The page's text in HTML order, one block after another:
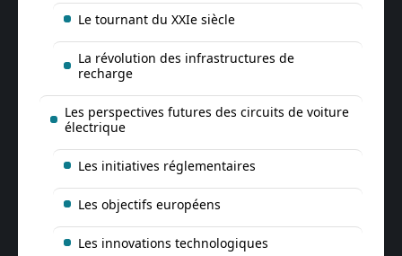
Le tournant du XXIe siècle
La révolution des infrastructures de
recharge
Les perspectives futures des circuits de voiture
électrique
Les initiatives réglementaires
Les objectifs européens
Les innovations technologiques